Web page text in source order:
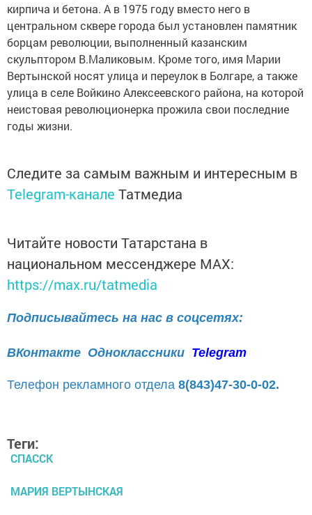
кирпича и бетона. А в 1975 году вместо него в
центральном сквере города был установлен памятник
борцам революции, выполненный казанским
скульптором В.Маликовым. Кроме того, имя Марии
Вертынской носят улица и переулок в Болгаре, а также
улица в селе Войкино Алексеевского района, на которой
неистовая революционерка прожила свои последние
годы жизни.
Следите за самым важным и интересным в
Telegram-канале Татмедиа
Читайте новости Татарстана в
национальном мессенджере MАХ:
https://max.ru/tatmedia
Подписывайтесь на нас в соцсетях:
ВКонтакте Одноклассники Telegram
Телефон рекламного отдела 8(843)47-30-0-02.
Теги:
СПАССК
МАРИЯ ВЕРТЫНСКАЯ